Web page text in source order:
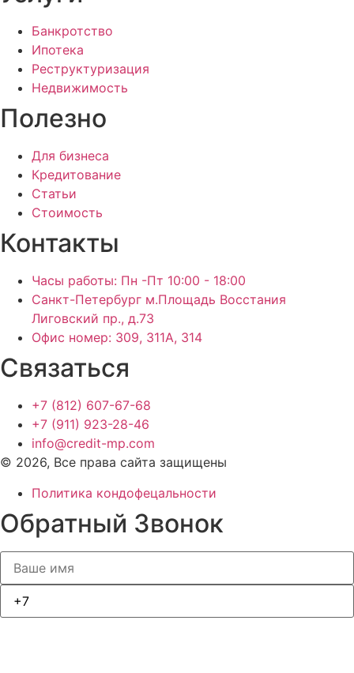
Банкротство
Ипотека
Реструктуризация
Недвижимость
Полезно
Для бизнеса
Кредитование
Статьи
Стоимость
Контакты
Часы работы: Пн -Пт 10:00 - 18:00
Санкт-Петербург м.Площадь Восстания
Лиговский пр., д.73
Офис номер: 309, 311А, 314
Связаться
+7 (812) 607-67-68
+7 (911) 923-28-46
info@credit-mp.com
© 2026, Все права сайта защищены
Политика кондофецальности
Обратный Звонок